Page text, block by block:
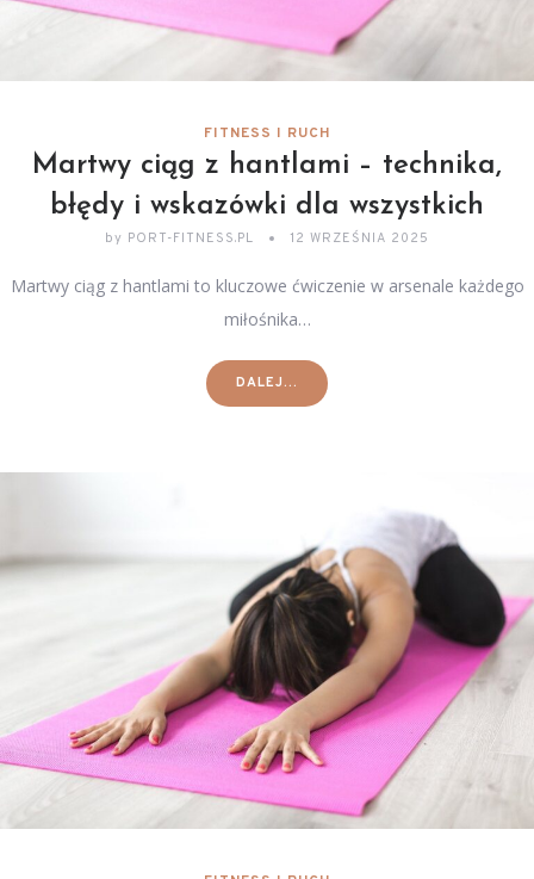
FITNESS I RUCH
Martwy ciąg z hantlami – technika,
błędy i wskazówki dla wszystkich
by PORT-FITNESS.PL 12 WRZEŚNIA 2025
Martwy ciąg z hantlami to kluczowe ćwiczenie w arsenale każdego
miłośnika…
DALEJ...